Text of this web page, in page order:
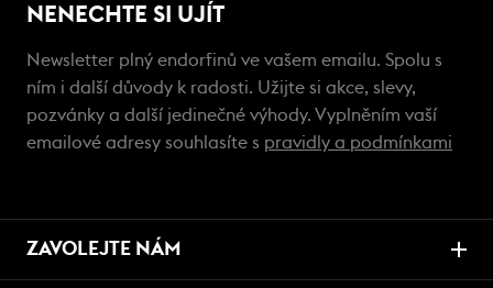
NENECHTE SI UJÍT
Newsletter plný endorfinů ve vašem emailu. Spolu s
ním i další důvody k radosti. Užijte si akce, slevy,
pozvánky a další jedinečné výhody. Vyplněním vaší
emailové adresy souhlasíte s pravidly a podmínkami
ZAVOLEJTE NÁM